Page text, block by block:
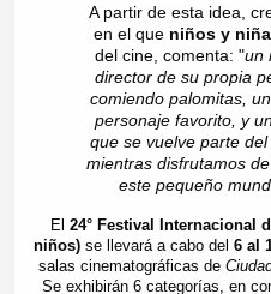
A partir de esta idea,
en el que niños y
del cine, comenta: "un
director de su propia
comiendo palomitas,
personaje favorito, y
que se vuelve parte
mientras disfrutamos
este pequeño
El 24° Festival Internacional
niños)se llevará a cabo del 6 al
salas cinematográficas de
Se exhibirán 6 categorías, en